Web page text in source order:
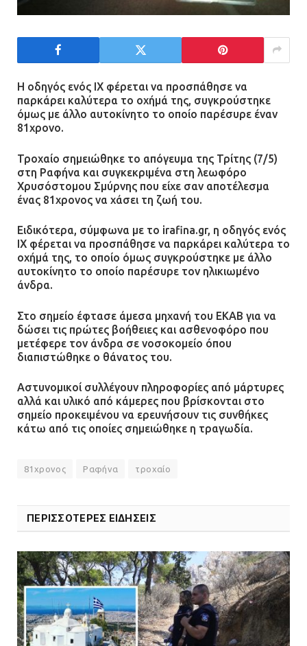
Η οδηγός ενός ΙΧ φέρεται να προσπάθησε να
παρκάρει καλύτερα το οχήμά της, συγκρούστηκε
όμως με άλλο αυτοκίνητο το οποίο παρέσυρε έναν
81χρονο.
Τροχαίο σημειώθηκε το απόγευμα της Τρίτης (7/5)
στη Ραφήνα και συγκεκριμένα στη λεωφόρο
Χρυσόστομου Σμύρνης που είχε σαν αποτέλεσμα
ένας 81χρονος να χάσει τη ζωή του.
Ειδικότερα, σύμφωνα με το irafina.gr, η οδηγός ενός
ΙΧ φέρεται να προσπάθησε να παρκάρει καλύτερα το
οχήμά της, το οποίο όμως συγκρούστηκε με άλλο
αυτοκίνητο το οποίο παρέσυρε τον ηλικιωμένο
άνδρα.
Στο σημείο έφτασε άμεσα μηχανή του ΕΚΑΒ για να
δώσει τις πρώτες βοήθειες και ασθενοφόρο που
μετέφερε τον άνδρα σε νοσοκομείο όπου
διαπιστώθηκε ο θάνατος του.
Αστυνομικοί συλλέγουν πληροφορίες από μάρτυρες
αλλά και υλικό από κάμερες που βρίσκονται στο
σημείο προκειμένου να ερευνήσουν τις συνθήκες
κάτω από τις οποίες σημειώθηκε η τραγωδία.
81χρονος Ραφήνα τροχαίο
ΠΕΡΙΣΣΟΤΕΡΕΣ ΕΙΔΗΣΕΙΣ